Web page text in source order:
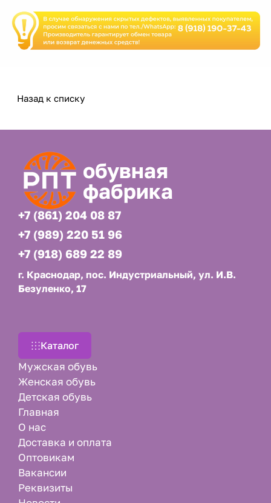
Назад к списку
обувная
фабрика
+7 (861) 204 08 87
+7 (989) 220 51 96
+7 (918) 689 22 89
г. Краснодар, пос. Индустриальный, ул. И.В.
Безуленко, 17
Каталог
Мужская обувь
Женская обувь
Детская обувь
Главная
О нас
Доставка и оплата
Оптовикам
Вакансии
Реквизиты